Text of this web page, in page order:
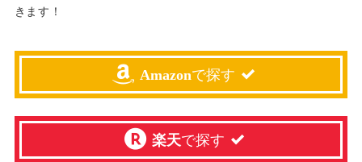
きます！
Amazonで探す
楽天で探す